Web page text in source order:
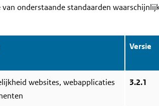
onderstaande standaarden
Versie
websites, webapplicaties
3.2.1